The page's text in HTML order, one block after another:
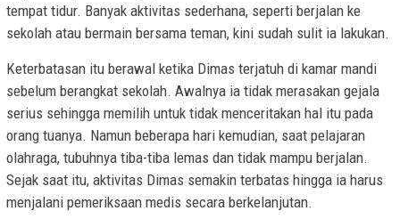
tempat tidur. Banyak aktivitas sederhana, seperti berjalan ke
sekolah atau bermain bersama teman, kini sudah sulit ia lakukan.
Keterbatasan itu berawal ketika Dimas terjatuh di kamar mandi
sebelum berangkat sekolah. Awalnya ia tidak merasakan gejala
serius sehingga memilih untuk tidak menceritakan hal itu pada
orang tuanya. Namun beberapa hari kemudian, saat pelajaran
olahraga, tubuhnya tiba-tiba lemas dan tidak mampu berjalan.
Sejak saat itu, aktivitas Dimas semakin terbatas hingga ia harus
menjalani pemeriksaan medis secara berkelanjutan.